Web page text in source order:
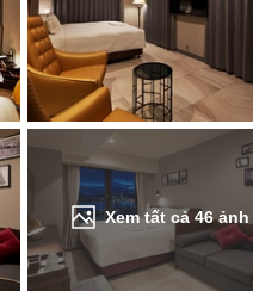
Xem tất cả46ảnh